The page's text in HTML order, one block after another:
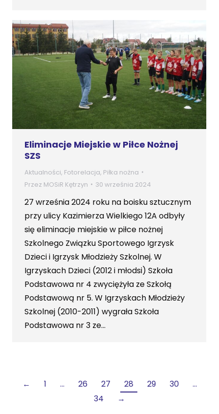
Eliminacje Miejskie w Piłce Nożnej
SZS
Aktualności, Fotorelacja, Piłka nożna
Przez MOSiR Kętrzyn 30 września 2024
27 września 2024 roku na boisku sztucznym
przy ulicy Kazimierza Wielkiego 12A odbyły
się eliminacje miejskie w piłce nożnej
Szkolnego Związku Sportowego Igrzysk
Dzieci i Igrzysk Młodzieży Szkolnej. W
Igrzyskach Dzieci (2012 i młodsi) Szkoła
Podstawowa nr 4 zwyciężyła ze Szkołą
Podstawową nr 5. W Igrzyskach Młodzieży
Szkolnej (2010-2011) wygrała Szkoła
Podstawowa nr 3 ze…
← 1 … 26 27 28 29 30
…
34
→